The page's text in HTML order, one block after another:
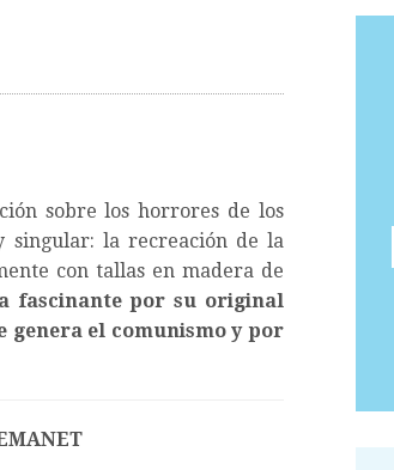
sobre los horrores de los
singular: la recreación de la
con tallas en madera de
fascinante por su original
genera el comunismo y por